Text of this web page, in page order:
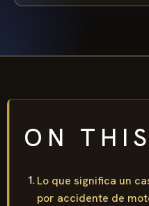
ON
Lo que significa un
por accidente de